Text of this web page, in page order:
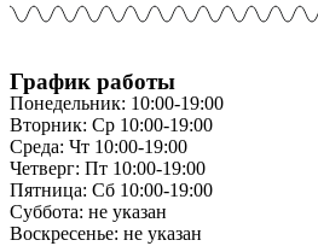
График работы
Понедельник: 10:00-19:00
Вторник: Ср 10:00-19:00
Среда: Чт 10:00-19:00
Четверг: Пт 10:00-19:00
Пятница: Сб 10:00-19:00
Суббота: не указан
Воскресенье: не указан